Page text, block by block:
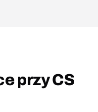
przy CS